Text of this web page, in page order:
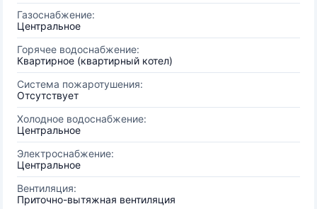
Газоснабжение:
Центральное
Горячее водоснабжение:
Квартирное (квартирный котел)
Система пожаротушения:
Отсутствует
Холодное водоснабжение:
Центральное
Электроснабжение:
Центральное
Вентиляция:
Приточно-вытяжная вентиляция